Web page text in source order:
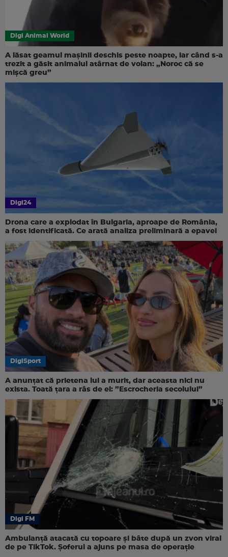
Digi Animal World
A lăsat geamul mașinii deschis peste noapte, iar când s-a
trezit a găsit animalul atârnat de volan: „Noroc că se
mișcă greu”
Digi24
Drona care a explodat în Bulgaria, aproape de România,
a fost identificată. Ce arată analiza preliminară a epavei
DigiSport
A anunțat că prietena lui a murit, dar aceasta nici nu
exista. Toată țara a râs de el: ”Escrocheria secolului”
Digi FM
Ambulanță atacată cu topoare și bâte după un zvon viral
de pe TikTok. Șoferul a ajuns pe masa de operație